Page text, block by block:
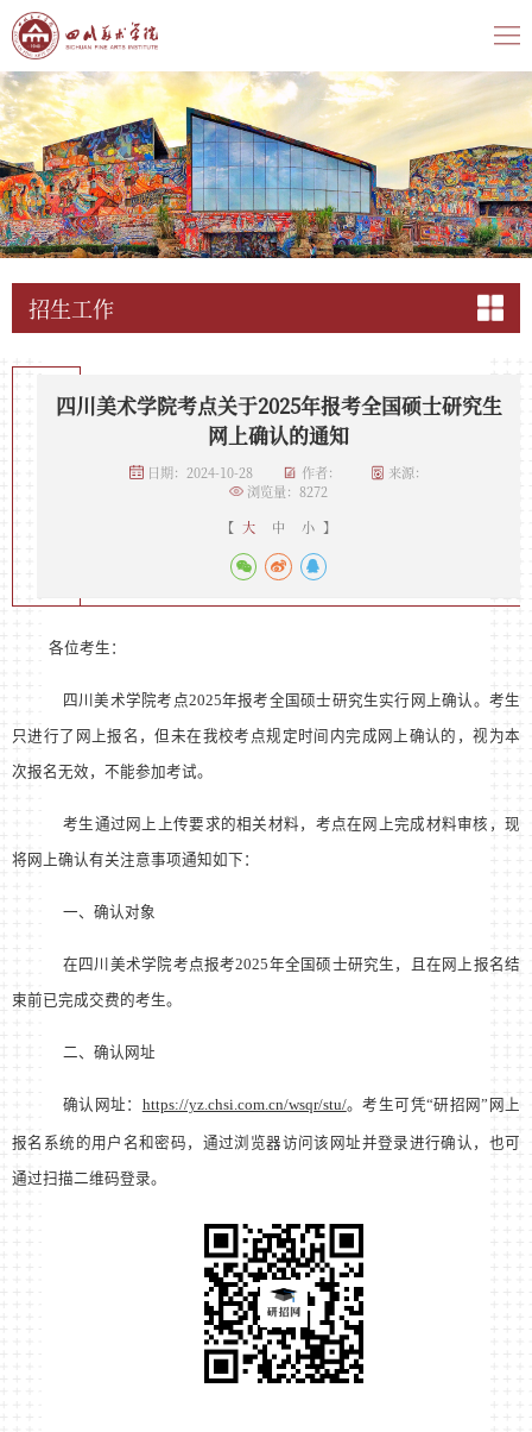
招生工作
四川美术学院考点关于2025年报考全国硕士研究生
网上确认的通知
日期：2024-10-28 作者：
来源：
浏览量：8272
【 大 中 小 】
各位考生：
四川美术学院考点2025年报考全国硕士研究生实行网上确认。考生
只进行了网上报名，但未在我校考点规定时间内完成网上确认的，视为本
次报名无效，不能参加考试。
考生通过网上上传要求的相关材料，考点在网上完成材料审核，现
将网上确认有关注意事项通知如下：
一、确认对象
在四川美术学院考点报考2025年全国硕士研究生，且在网上报名结
束前已完成交费的考生。
二、确认网址
确认网址： https://yz.chsi.com.cn/wsqr/stu/。考生可凭“研招网”网上
报名系统的用户名和密码，通过浏览器访问该网址并登录进行确认，也可
通过扫描二维码登录。